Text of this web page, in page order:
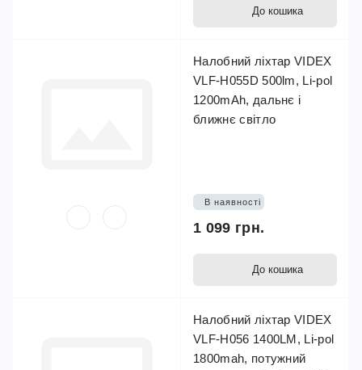
До кошика
Налобний ліхтар VIDEX
VLF-H055D 500lm, Li-pol
1200mAh, дальнє і
ближнє світло
В наявності
1 099 грн.
До кошика
Налобний ліхтар VIDEX
VLF-H056 1400LM, Li-pol
1800mah, потужний